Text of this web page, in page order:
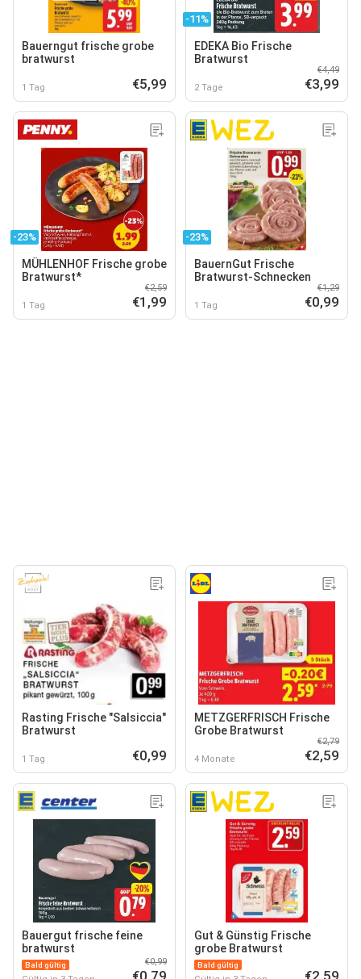
Bauerngut frische grobe
bratwurst
1 Tag €5,99
-11%
EDEKA Bio Frische
Bratwurst
2 Tage
€4,49
€3,99
-23%
MÜHLENHOF Frische grobe
Bratwurst*
1 Tag
€2,59
€1,99
-23%
BauernGut Frische
Bratwurst-Schnecken
1 Tag
€1,29
€0,99
Rasting Frische "Salsiccia"
Bratwurst
1 Tag €0,99
METZGERFRISCH Frische
Grobe Bratwurst
4 Monate
€2,79
€2,59
Bauergut frische feine
bratwurst
Bald gültig €0,99
€0,79
Gut & Günstig Frische
grobe Bratwurst
Bald gültig
€2,59